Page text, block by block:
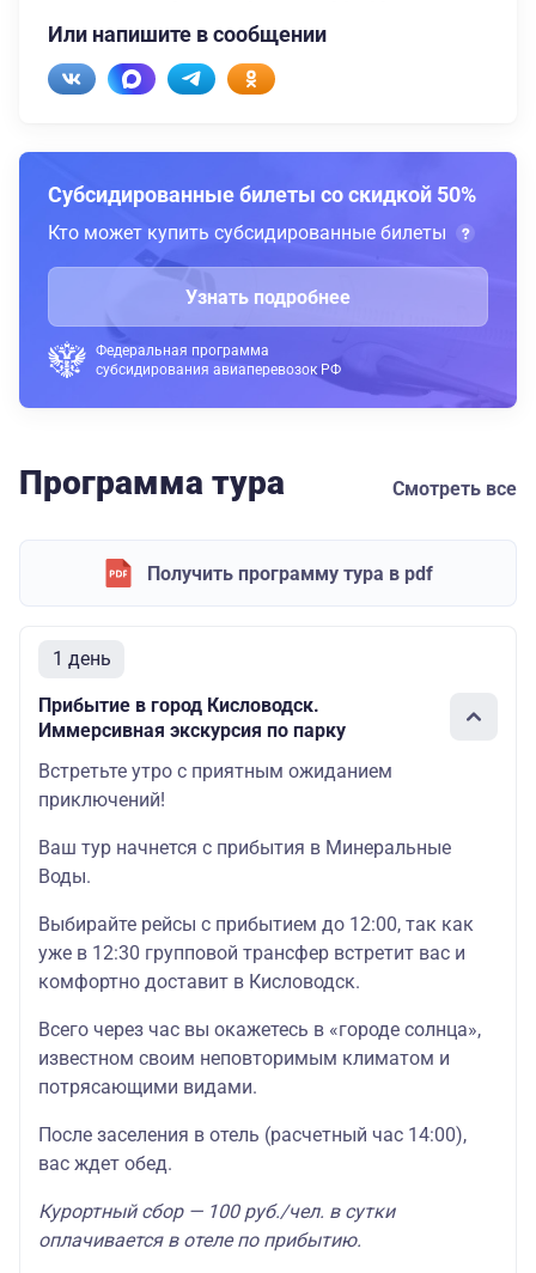
Или напишите в сообщении
Субсидированные билеты со скидкой 50%
Кто может купить субсидированные билеты
Узнать подробнее
Федеральная программа
субсидирования авиаперевозок РФ
Программа тура Смотреть все
Получить программу тура в pdf
1 день
Прибытие в город Кисловодск.
Иммерсивная экскурсия по парку
Встретьте утро с приятным ожиданием
приключений!
Ваш тур начнется с прибытия в Минеральные
Воды.
Выбирайте рейсы с прибытием до 12:00, так как
уже в 12:30 групповой трансфер встретит вас и
комфортно доставит в Кисловодск.
Всего через час вы окажетесь в «городе солнца»,
известном своим неповторимым климатом и
потрясающими видами.
После заселения в отель (расчетный час 14:00),
вас ждет обед.
Курортный сбор — 100 руб./чел. в сутки
оплачивается в отеле по прибытию.